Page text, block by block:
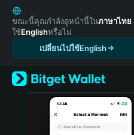
English
日本語
Tiếng Việt
Español (Latinoamérica)
Türkçe
Italiano
ขณะนี้คุณกำลังดูหน้านี้ในภาษาไทย
ใช้Englishหรือไม่
เปลี่ยนไปใช้English